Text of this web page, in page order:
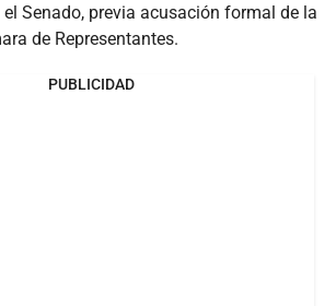
Senado, previa acusación formal de la
de Representantes.
PUBLICIDAD